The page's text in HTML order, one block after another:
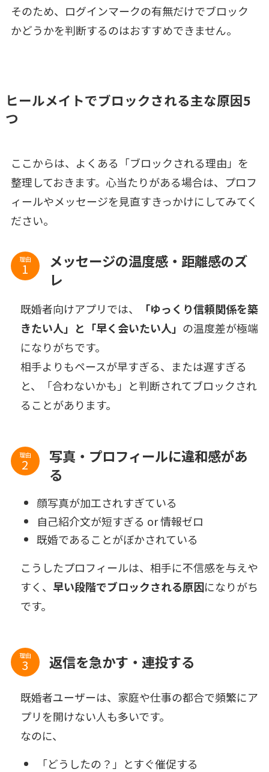
そのため、ログインマークの有無だけでブロック
かどうかを判断するのはおすすめできません。
ヒールメイトでブロックされる主な原因5
つ
ここからは、よくある「ブロックされる理由」を
整理しておきます。心当たりがある場合は、プロフ
ィールやメッセージを見直すきっかけにしてみてく
ださい。
理由
メッセージの温度感・距離感のズ
レ
既婚者向けアプリでは、
「ゆっくり信頼関係を築
きたい人」と「早く会いたい人」 の温度差が極端
になりがちです。
相手よりもペースが早すぎる、または遅すぎる
と、「合わないかも」と判断されてブロックされ
ることがあります。
理由
写真・プロフィールに違和感があ
る
顔写真が加工されすぎている
自己紹介文が短すぎる or 情報ゼロ
既婚であることがぼかされている
こうしたプロフィールは、相手に不信感を与えや
すく、 早い段階でブロックされる原因になりがち
です。
理由 返信を急かす・連投する
既婚者ユーザーは、家庭や仕事の都合で頻繁にア
プリを開けない人も多いです。
なのに、
「どうしたの？」とすぐ催促する